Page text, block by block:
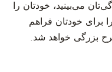
می‌بینید، خودتان را
برای خودتان فراهم
بزرگی خواهد شد.